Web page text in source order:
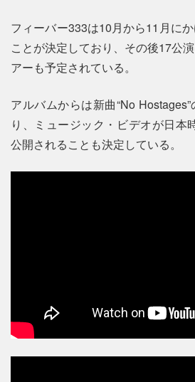
フィーバー333は10月から11月に
ことが決定しており、その後17公
アーも予定されている。
アルバムからは新曲“No
り、ミュージック・ビデオが日本
公開されることも決定している。